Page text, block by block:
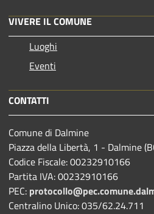
VIVERE IL COMUNE
Luoghi
Eventi
CONTATTI
Comune di Dalmine
Piazza della Libertà, 1 - Dalmine
Codice Fiscale: 00232910166
Partita IVA: 00232910166
PEC:
Centralino Unico: 035/62.24.711